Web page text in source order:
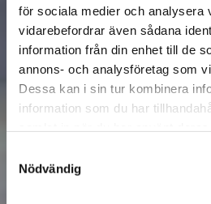
för sociala medier och analysera
vidarebefordrar även sådana
information från din enhet till de
annons- och analysföretag som
Dessa kan i sin tur kombinera
information som du har
Nödvändig